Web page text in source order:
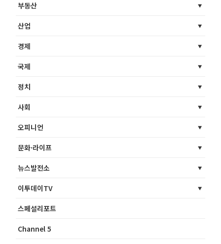
부동산
산업
경제
국제
정치
사회
오피니언
문화·라이프
뉴스발전소
이투데이TV
스페셜리포트
Channel 5